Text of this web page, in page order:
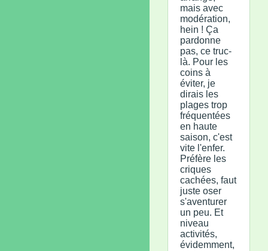
mais avec
modération,
hein ! Ça
pardonne
pas, ce truc-
là. Pour les
coins à
éviter, je
dirais les
plages trop
fréquentées
en haute
saison, c'est
vite l'enfer.
Préfère les
criques
cachées, faut
juste oser
s'aventurer
un peu. Et
niveau
activités,
évidemment,